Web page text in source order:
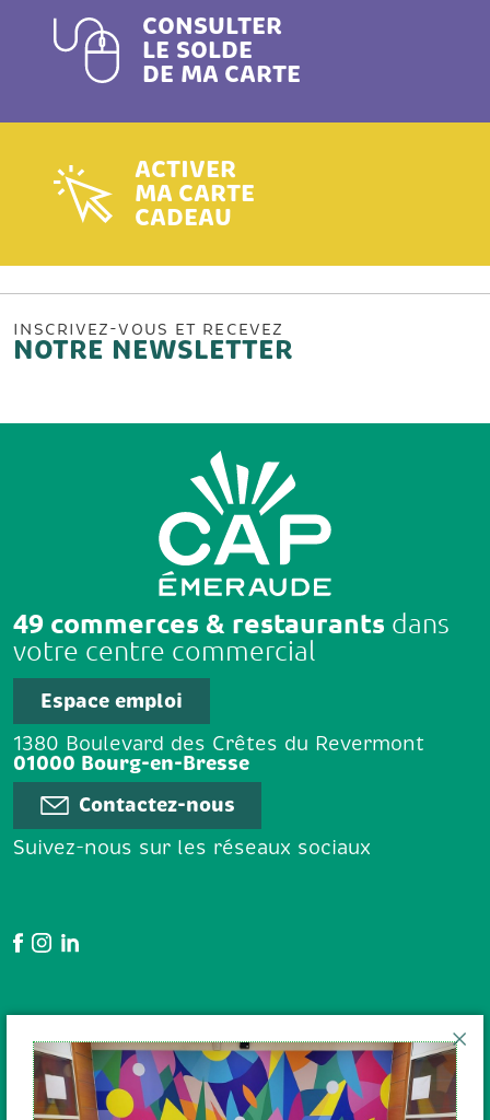
CONSULTER
LE SOLDE
DE MA CARTE
ACTIVER
MA CARTE
CADEAU
INSCRIVEZ-VOUS ET RECEVEZ
NOTRE NEWSLETTER
49 commerces & restaurants dans
votre centre commercial
Espace emploi
1380 Boulevard des Crêtes du Revermont
01000 Bourg-en-Bresse
Contactez-nous
Suivez-nous sur les réseaux sociaux
Google Avis
En poursuivant votre navigation